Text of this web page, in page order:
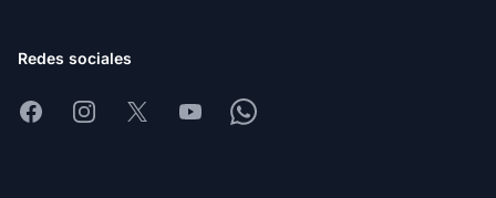
Redes sociales
FacebookInstagram
X YoutubeWhatsapp